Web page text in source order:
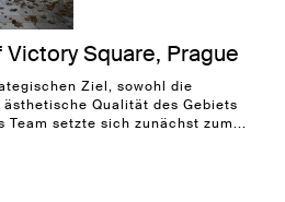
Square, Prague
Ziel, sowohl die
Qualität des Gebiets
Team setzte sich zunächst zum...